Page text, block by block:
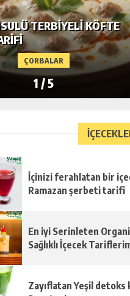
ÇORBALAR
TERBIYELI KÖFTE
1 /5
İçinizi ferahlatan bir
Ramazan şerbeti tarifi
En iyi Serinleten
Sağlıklı İçecek
Zayıflatan Yeşil detoks